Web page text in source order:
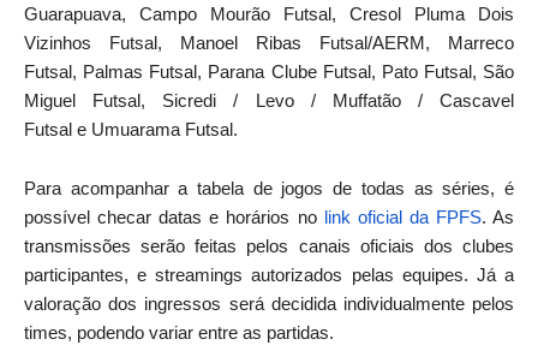
Guarapuava, Campo Mourão Futsal, Cresol Pluma Dois
Vizinhos Futsal, Manoel Ribas Futsal/AERM, Marreco
Futsal, Palmas Futsal, Parana Clube Futsal, Pato Futsal, São
Miguel Futsal, Sicredi / Levo / Muffatão / Cascavel
Futsal e Umuarama Futsal.
Para acompanhar a tabela de jogos de todas as séries, é
possível checar datas e horários no
link oficial da FPFS. As
transmissões serão feitas pelos canais oficiais dos clubes
participantes, e streamings autorizados pelas equipes. Já a
valoração dos ingressos será decidida individualmente pelos
times, podendo variar entre as partidas.